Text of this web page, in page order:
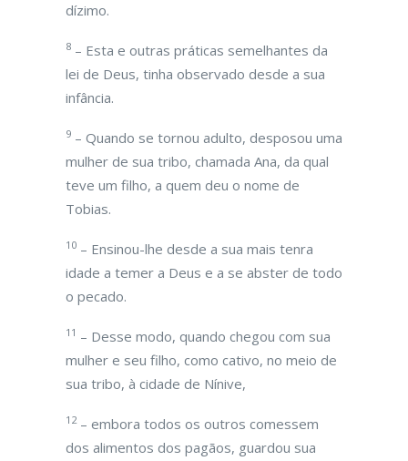
dízimo.
8 – Esta e outras práticas semelhantes da
lei de Deus, tinha observado desde a sua
infância.
9 – Quando se tornou adulto, desposou uma
mulher de sua tribo, chamada Ana, da qual
teve um filho, a quem deu o nome de
Tobias.
10 – Ensinou-lhe desde a sua mais tenra
idade a temer a Deus e a se abster de todo
o pecado.
11 – Desse modo, quando chegou com sua
mulher e seu filho, como cativo, no meio de
sua tribo, à cidade de Nínive,
12– embora todos os outros comessem
dos alimentos dos pagãos, guardou sua